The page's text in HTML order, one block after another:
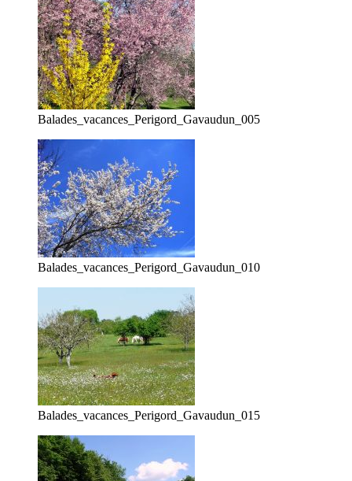
Balades_vacances_Perigord_Gavaudun_005
Balades_vacances_Perigord_Gavaudun_010
Balades_vacances_Perigord_Gavaudun_015